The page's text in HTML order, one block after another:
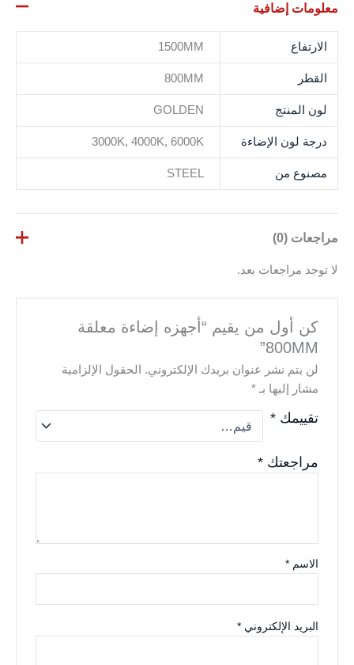
معلومات إضافية
الارتفاع 1500MM
القطر 800MM
لون المنتج GOLDEN
درجة لون الإضاءة 3000K, 4000K, 6000K
مصنوع من STEEL
مراجعات (0)
لا توجد مراجعات بعد.
كن أول من يقيم “أجهزه إضاءة معلقة
800MM”
لن يتم نشر عنوان بريدك الإلكتروني.
الحقول الإلزامية
مشار إليها بـ*
تقييمك*
مراجعتك*
الاسم*
البريد الإلكتروني*